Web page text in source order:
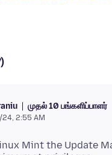
முதல் 10 பங்களிப்பாளர்
2:55 AM
Mint the Update